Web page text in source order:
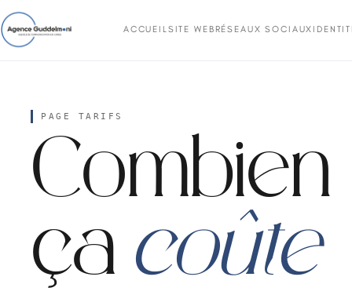
ACCUEILSITE WEB RÉSEAUX SOCIAUX
PAGE TARIFS
Combien
ça coûte